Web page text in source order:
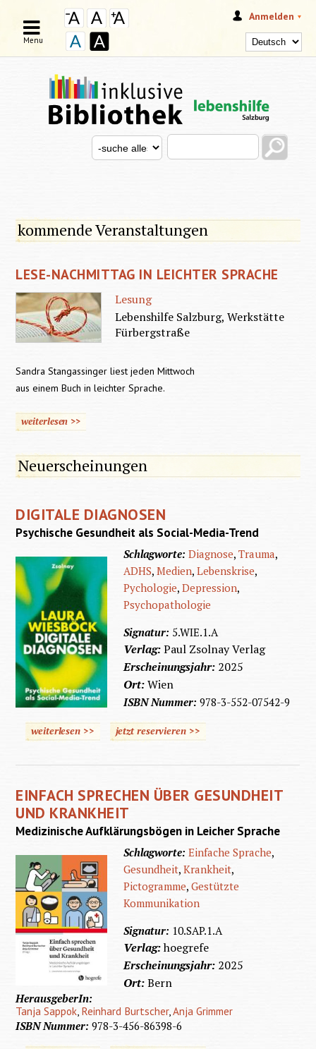
Anmelden
SUCHFORMULAR
Search this site
Search for
Menu
kommende Veranstaltungen
LESE-NACHMITTAG IN LEICHTER SPRACHE
Lesung
Lebenshilfe Salzburg, Werkstätte
Fürbergstraße
Sandra Stangassinger liest jeden Mittwoch
aus einem Buch in leichter Sprache.
weiterlesen >>
Neuerscheinungen
DIGITALE DIAGNOSEN
Psychische Gesundheit als Social-Media-Trend
Schlagworte:Diagnose,Trauma,
ADHS,Medien,Lebenskrise,
Pychologie,Depression,
Psychopathologie
Signatur: 5.WIE.1.A
Verlag:Paul Zsolnay Verlag
Erscheinungsjahr: 2025
Ort:Wien
ISBN Nummer:978-3-552-07542-9
weiterlesen >> jetzt reservieren >>
EINFACH SPRECHEN ÜBER GESUNDHEIT
UND KRANKHEIT
Medizinische Aufklärungsbögen in Leicher Sprache
Schlagworte:Einfache Sprache,
Gesundheit,Krankheit,
Pictogramme,Gestützte
Kommunikation
Signatur: 10.SAP.1.A
Verlag:hoegrefe
Erscheinungsjahr: 2025
Ort:Bern
HerausgeberIn:
Tanja Sappok, Reinhard Burtscher,Anja Grimmer
ISBN Nummer:978-3-456-86398-6